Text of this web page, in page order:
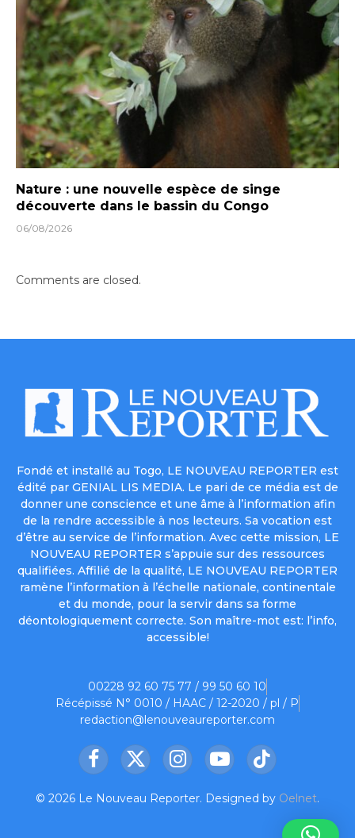
Nature : une nouvelle espèce de singe
découverte dans le bassin du Congo
06/08/2026
Comments are closed.
Fondé et installé au Togo, LE NOUVEAU REPORTER est
édité par GENIAL LIS MEDIA. Le pari de ce média est de
donner une conscience et une âme à l’information afin
de la rendre accessible à nos lecteurs. Sa vocation est
d’être au service de l’information. Avec cette mission, LE
NOUVEAU REPORTER s’appuie sur des ressources
qualifiées. Affilié de la qualité, LE NOUVEAU REPORTER
ramène l’information à l’échelle nationale, continentale
et du monde, pour la servir dans sa forme
déontologiquement correcte. Son maître-mot est: l’info,
accessible!
00228 92 60 75 77 / 99 50 60 10
Récépissé N° 0010 / HAAC / 12-2020 / pl / P
redaction@lenouveaureporter.com
Facebook
X
InstagramYouTubeTikTok
© 2026 Le Nouveau Reporter. Designed by Oelnet.